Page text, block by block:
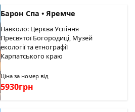
Барон Спа • Яремче
Навколо: Церква Успіння
Пресвятої Богородиці, Музей
екології та етнографії
Карпатського краю
Ціна за номер від
5930грн